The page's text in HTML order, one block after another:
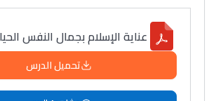
عناية الإسلام بجمال النفس
تحميل الدرس